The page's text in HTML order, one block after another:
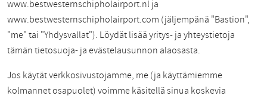
www.bestwesternschipholairport.nl ja
www.bestwesternschipholairport.com (jäljempänä "Bastion",
"me" tai "Yhdysvallat"). Löydät lisää yritys- ja yhteystietoja
tämän tietosuoja- ja evästelausunnon alaosasta.
Jos käytät verkkosivustojamme, me (ja käyttämiemme
kolmannet osapuolet) voimme käsitellä sinua koskevia